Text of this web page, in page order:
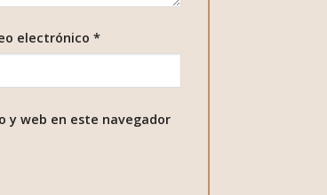
electrónico *
y web en este navegador